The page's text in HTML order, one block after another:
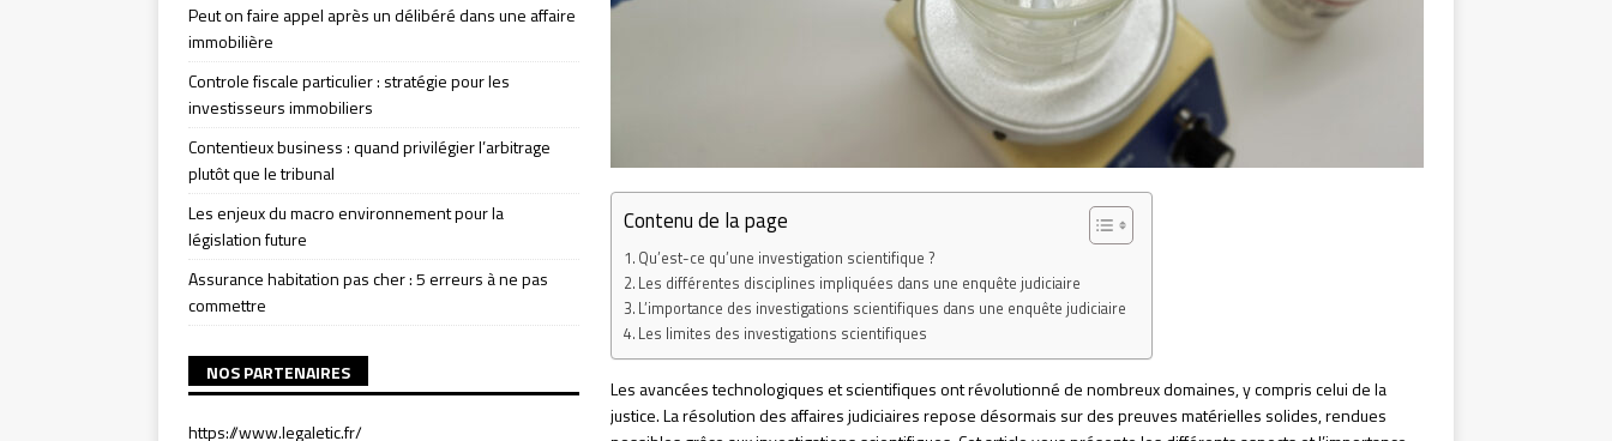
Contenu de la page
Qu’est-ce qu’une investigation scientifique ?
Les différentes disciplines impliquées dans une enquête judiciaire
L’importance des investigations scientifiques dans une enquête judiciaire
Les limites des investigations scientifiques
Les avancées technologiques et scientifiques ont révolutionné de nombreux domaines, y compris celui de la
justice. La résolution des affaires judiciaires repose désormais sur des preuves matérielles solides, rendues
Peut on faire appel après un délibéré dans une affaire
immobilière
Controle fiscale particulier : stratégie pour les
investisseurs immobiliers
Contentieux business : quand privilégier l’arbitrage
plutôt que le tribunal
Les enjeux du macro environnement pour la
législation future
Assurance habitation pas cher : 5 erreurs à ne pas
commettre
NOS PARTENAIRES
https://www.legaletic.fr/